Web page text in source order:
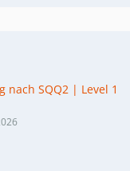
nach SQQ2 | Level 1